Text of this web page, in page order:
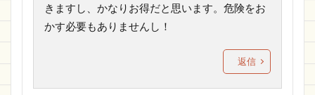
きますし、かなりお得だと思います。危険をお
かす必要もありませんし！
返信